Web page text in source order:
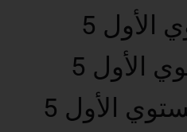
الأول 5
الأول 5
الأول 5